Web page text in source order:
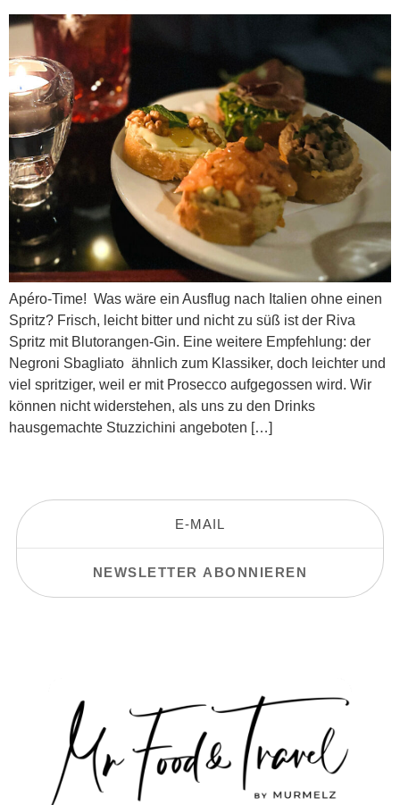
Apéro-Time! Was wäre ein Ausflug nach Italien ohne einen
Spritz? Frisch, leicht bitter und nicht zu süß ist der Riva
Spritz mit Blutorangen-Gin. Eine weitere Empfehlung: der
Negroni Sbagliato  ähnlich zum Klassiker, doch leichter und
viel spritziger, weil er mit Prosecco aufgegossen wird. Wir
können nicht widerstehen, als uns zu den Drinks
hausgemachte Stuzzichini angeboten […]